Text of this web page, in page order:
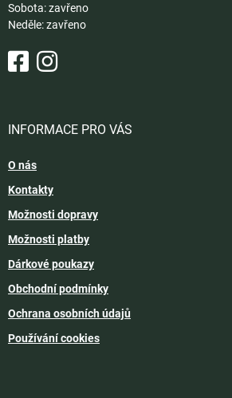
Sobota: zavřeno
Neděle: zavřeno
INFORMACE PRO VÁS
O nás
Kontakty
Možnosti dopravy
Možnosti platby
Dárkové poukazy
Obchodní podmínky
Ochrana osobních údajů
Používání cookies